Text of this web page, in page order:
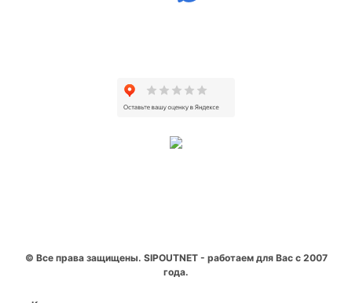
© Все права защищены. SIPOUTNET - работаем для Вас с 2007
года.